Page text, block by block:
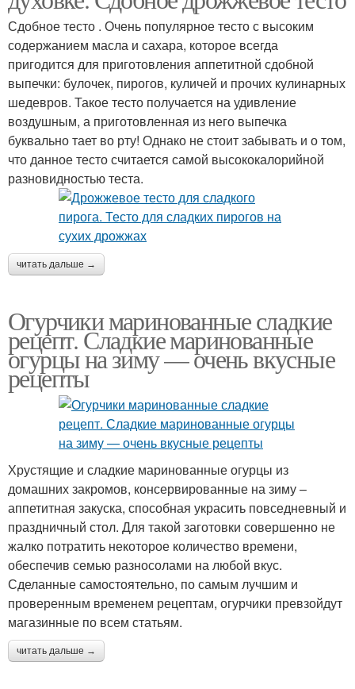
Сдобное тесто . Очень популярное тесто с высоким
содержанием масла и сахара, которое всегда
пригодится для приготовления аппетитной сдобной
выпечки: булочек, пирогов, куличей и прочих кулинарных
шедевров. Такое тесто получается на удивление
воздушным, а приготовленная из него выпечка
буквально тает во рту! Однако не стоит забывать и о том,
что данное тесто считается самой высококалорийной
разновидностью теста.
читать дальше →
Огурчики маринованные сладкие
рецепт. Сладкие маринованные
огурцы на зиму — очень вкусные
рецепты
Хрустящие и сладкие маринованные огурцы из
домашних закромов, консервированные на зиму –
аппетитная закуска, способная украсить повседневный и
праздничный стол. Для такой заготовки совершенно не
жалко потратить некоторое количество времени,
обеспечив семью разносолами на любой вкус.
Сделанные самостоятельно, по самым лучшим и
проверенным временем рецептам, огурчики превзойдут
магазинные по всем статьям.
читать дальше →